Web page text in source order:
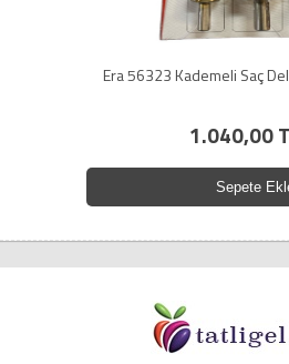
Era 56323 Kademeli Saç
1.040,00
Sepete